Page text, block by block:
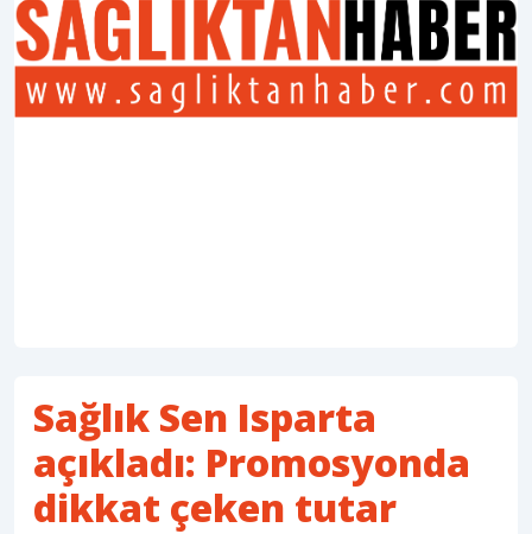
Sağlık Sen Isparta
açıkladı: Promosyonda
dikkat çeken tutar